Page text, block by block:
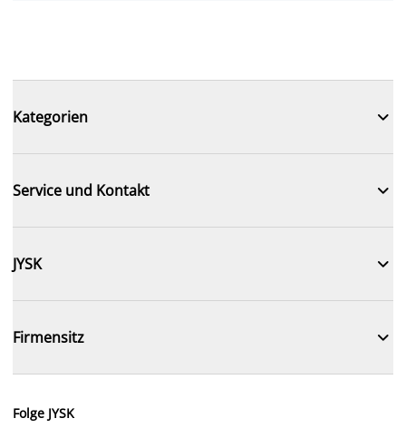
Kategorien 
Service und Kontakt 
JYSK 
Firmensitz 
Folge JYSK